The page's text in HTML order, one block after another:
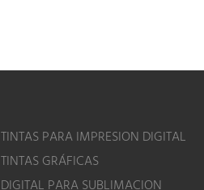
TINTAS PARA IMPRESION DIGITAL
TINTAS GRÁFICAS
DIGITAL PARA SUBLIMACION